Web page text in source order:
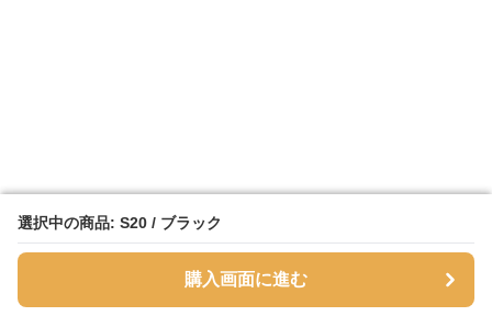
選択中の商品: S20 / ブラック
購入画面に進む
選択中の商品: S20 / ブラック
購入画面に進む